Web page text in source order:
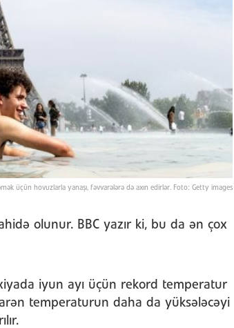
üçün hovuzlarla yanaşı, fəvvarələrə də axın edirlər. Foto: Getty images
olunur. BBC yazır ki, bu da ən çox
iyun ayı üçün rekord temperatur
temperaturun daha da yüksələcəyi